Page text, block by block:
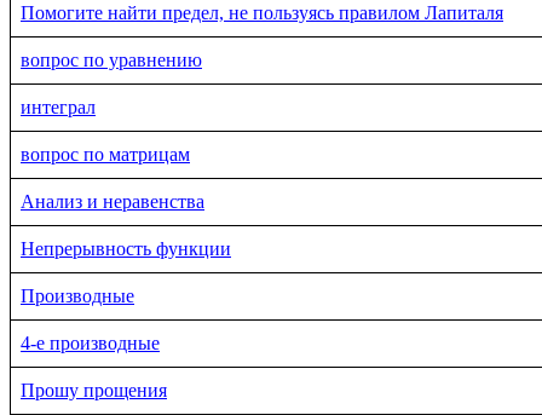
Помогите найти предел, не пользуясь правилом Лапиталя
вопрос по уравнению
интеграл
вопрос по матрицам
Анализ и неравенства
Непрерывность функции
Производные
4-е производные
Прошу прощения